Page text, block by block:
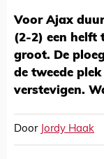
Voor Ajax
(2-2) een helft
groot. De
de tweede
verstevigen.
Door Jordy Haak